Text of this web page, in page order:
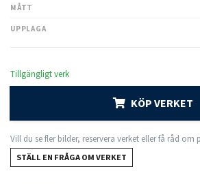
MÅTT
UPPLAGA
Tillgängligt verk
KÖP VERKET
Vill du se fler bilder, reservera verket eller få råd om
STÄLL EN FRÅGA OM VERKET